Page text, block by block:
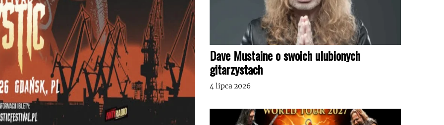
Dave Mustaine o swoich ulubionych
gitarzystach
4 lipca 2026